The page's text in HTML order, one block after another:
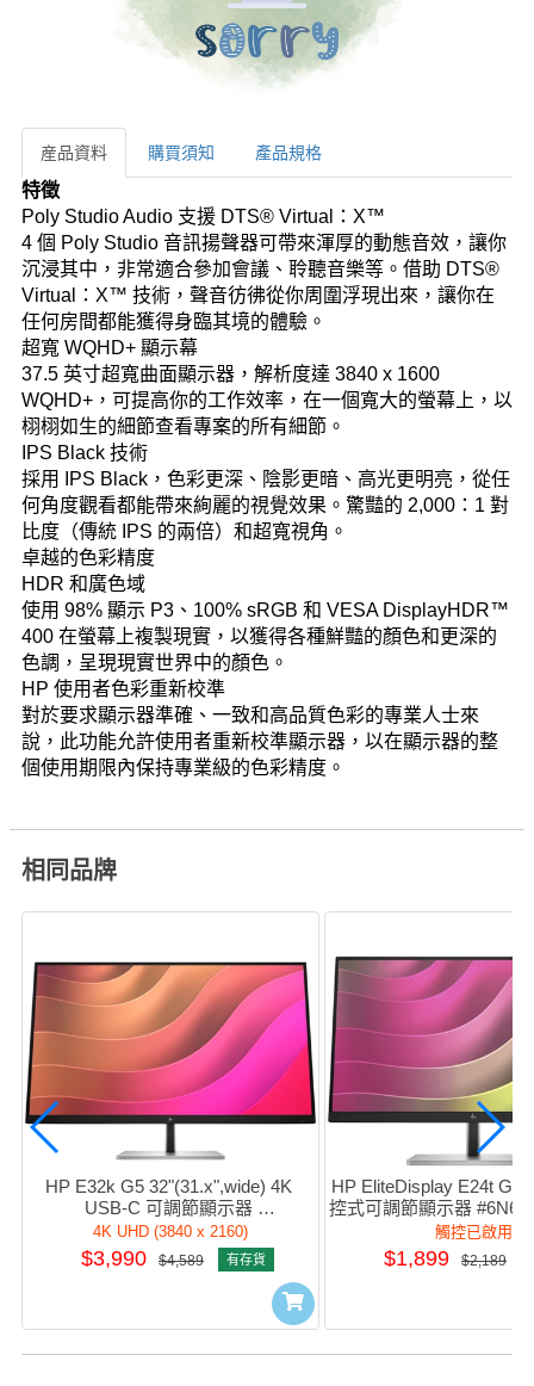
産品資料 購買須知 產品規格
産品資料
特徵
Poly Studio Audio 支援 DTS® Virtual：X™
4 個 Poly Studio 音訊揚聲器可帶來渾厚的動態音效，讓你
沉浸其中，非常適合參加會議、聆聽音樂等。借助 DTS®
Virtual：X™ 技術，聲音彷彿從你周圍浮現出來，讓你在
任何房間都能獲得身臨其境的體驗。
超寬 WQHD+ 顯示幕
37.5 英寸超寬曲面顯示器，解析度達 3840 x 1600
WQHD+，可提高你的工作效率，在一個寬大的螢幕上，以
栩栩如生的細節查看專案的所有細節。
IPS Black 技術
採用 IPS Black，色彩更深、陰影更暗、高光更明亮，從任
何角度觀看都能帶來絢麗的視覺效果。驚豔的 2,000：1 對
比度（傳統 IPS 的兩倍）和超寬視角。
卓越的色彩精度
HDR 和廣色域
使用 98% 顯示 P3、100% sRGB 和 VESA DisplayHDR™
400 在螢幕上複製現實，以獲得各種鮮豔的顏色和更深的
色調，呈現現實世界中的顏色。
HP 使用者色彩重新校準
對於要求顯示器準確、一致和高品質色彩的專業人士來
說，此功能允許使用者重新校準顯示器，以在顯示器的整
個使用期限內保持專業級的色彩精度。
相同品牌
HP E32k G5 32"(31.x",wide) 4K
USB-C 可調節顯示器
#6N4D6AA#AB4
4K UHD (3840 x 2160)
$3,990 $4,589 有存貨
HP EliteDisplay E24t G5
控式可調節顯示器
AB4
觸控已啟用
$1,899 $2,189